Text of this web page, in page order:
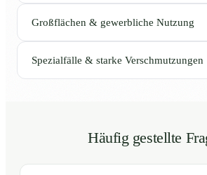
Großflächen & gewerbliche Nutzung
Spezialfälle & starke Verschmutzungen
Häufig gestellte